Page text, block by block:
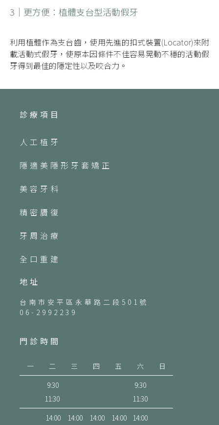
3｜更方便：植體支台型活動假牙
利用植體作為支台齒，使用先進的扣式裝置(Locator)來附
載活動式假牙，使原本因條件不佳容易晃動不穩的活動假
牙得到最佳的隱定性以及咬合力。
診療項目
人工植牙
隱適美隱形牙套矯正
美容牙科
精密贗復
牙周治療
全口重建
地址
台南市安平區永華路二段501號
06-2992239
門診時間
一 二 三 四 五 六
日
9:30
11:30
9:30
11:30
14:00
14:00 14:00 14:00 14:00